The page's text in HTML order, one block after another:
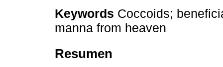
Keywords Coccoids;
manna from heaven
Resumen